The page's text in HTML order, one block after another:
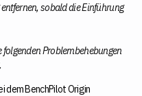
sobald die Einführung
folgenden Problembehebungen
dem BenchPilot Origin